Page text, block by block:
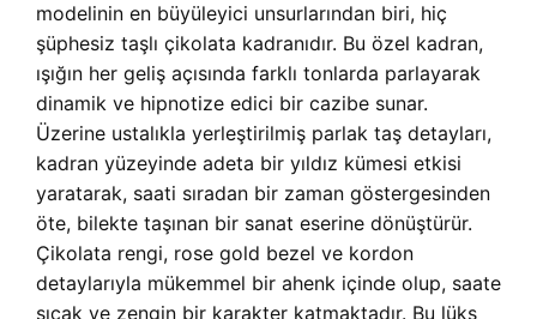
modelinin en büyüleyici unsurlarından biri, hiç
şüphesiz taşlı çikolata kadranıdır. Bu özel kadran,
ışığın her geliş açısında farklı tonlarda parlayarak
dinamik ve hipnotize edici bir cazibe sunar.
Üzerine ustalıkla yerleştirilmiş parlak taş detayları,
kadran yüzeyinde adeta bir yıldız kümesi etkisi
yaratarak, saati sıradan bir zaman göstergesinden
öte, bilekte taşınan bir sanat eserine dönüştürür.
Çikolata rengi, rose gold bezel ve kordon
detaylarıyla mükemmel bir ahenk içinde olup, saate
sıcak ve zengin bir karakter katmaktadır. Bu lüks